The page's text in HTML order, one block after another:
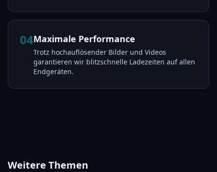
04Maximale Performance
Trotz hochauflösender Bilder und Videos
garantieren wir blitzschnelle Ladezeiten auf allen
Endgeräten.
Weitere Themen